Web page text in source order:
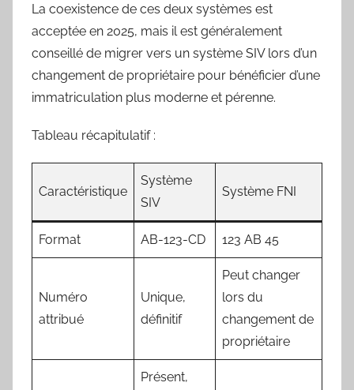
La coexistence de ces deux systèmes est
acceptée en 2025, mais il est généralement
conseillé de migrer vers un système SIV lors d’un
changement de propriétaire pour bénéficier d’une
immatriculation plus moderne et pérenne.
Tableau récapitulatif :
Caractéristique
Système
SIV
Système FNI
Format AB-123-CD 123 AB 45
Numéro
attribué
Unique,
définitif
Peut changer
lors du
changement de
propriétaire
Présent,